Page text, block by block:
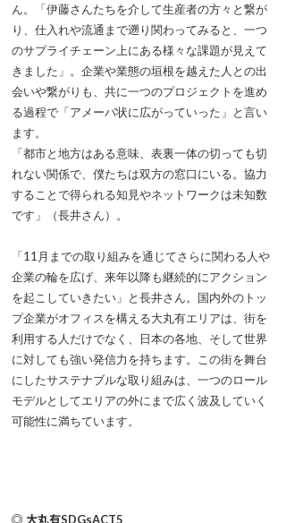
ん。「伊藤さんたちを介して生産者の方々と繋が
り、仕入れや流通まで遡り関わってみると、一つ
のサプライチェーン上にある様々な課題が見えて
きました」。企業や業態の垣根を越えた人との出
会いや繋がりも、共に一つのプロジェクトを進め
る過程で「アメーバ状に広がっていった」と言い
ます。
「都市と地方はある意味、表裏一体の切っても切
れない関係で、僕たちは双方の窓口にいる。協力
することで得られる知見やネットワークは未知数
です」（長井さん）。
「11月までの取り組みを通じてさらに関わる人や
企業の輪を広げ、来年以降も継続的にアクション
を起こしていきたい」と長井さん。国内外のトッ
プ企業がオフィスを構える大丸有エリアは、街を
利用する人だけでなく、日本の各地、そして世界
に対しても強い発信力を持ちます。この街を舞台
にしたサステナブルな取り組みは、一つのロール
モデルとしてエリアの外にまで広く波及していく
可能性に満ちています。
◎ 大丸有SDGsACT5